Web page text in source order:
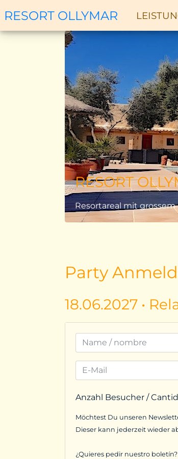
RESORT OLLYMAR
RESORT
Resortareal mit grossem
Zurück
Party
18.06.2027 •
Anzahl Besucher /
Möchtest Du unseren
Dieser kann jederzeit wieder
¿Quieres pedir nuestro boletín?